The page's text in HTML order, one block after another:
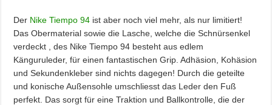
Der Nike Tiempo 94 ist aber noch viel mehr, als nur limitiert!
Das Obermaterial sowie die Lasche, welche die Schnürsenkel
verdeckt , des Nike Tiempo 94 besteht aus edlem
Känguruleder, für einen fantastischen Grip. Adhäsion, Kohäsion
und Sekundenkleber sind nichts dagegen! Durch die geteilte
und konische Außensohle umschliesst das Leder den Fuß
perfekt. Das sorgt für eine Traktion und Ballkontrolle, die der